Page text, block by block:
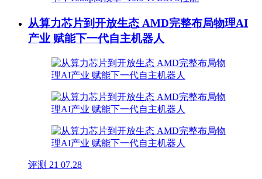
从算力芯片到开放生态 AMD完整布局物理AI
产业 赋能下一代自主机器人
评测 21 07.28